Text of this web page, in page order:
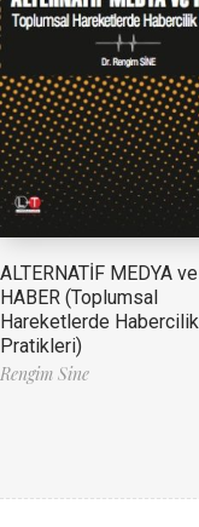
ALTERNATİF MEDYA ve
HABER (Toplumsal
Hareketlerde Habercilik
Pratikleri)
Rengim Sine